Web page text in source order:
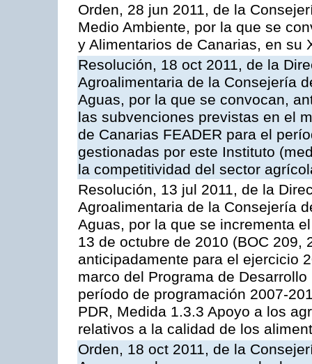
Orden, 28 jun 2011, de la
Medio Ambiente, por la que se
y Alimentarios de Canarias, en su
Resolución, 18 oct 2011, de la
Agroalimentaria de la Consejería
Aguas, por la que se convocan,
las subvenciones previstas en el
de Canarias FEADER para el
gestionadas por este Instituto
la competitividad del sector
Resolución, 13 jul 2011, de la
Agroalimentaria de la Consejería
Aguas, por la que se incrementa
13 de octubre de 2010 (BOC 209,
anticipadamente para el ejercicio
marco del Programa de
período de programación 2007-
PDR, Medida 1.3.3 Apoyo a los
relativos a la calidad de los
Orden, 18 oct 2011, de la